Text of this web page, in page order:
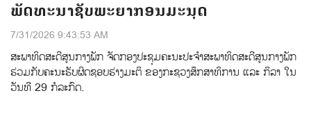
ພັດທະນາຊັບພະຍາກອນມະນຸດ
7/31/2026 9:43:53 AM
ສະພາທິດສະດີສູນກາງພັກ ຈັດກອງປະຊຸມຄະນະປະຈໍາສະພາທິດສະດີສູນກາງພັກ
ຮ່ວມກັບຄະນະຮັບຜິດຊອບຮ່າງມະຕິ ຂອງກະຊວງສຶກສາທິການ ແລະ ກິລາ ໃນ
ວັນທີ 29 ກໍລະກົດ.